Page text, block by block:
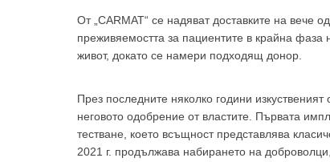
От „CARMAT“ се надяват доставките на вече
преживяемостта за пациентите в крайна
живот, докато се намери подходящ донор.
През последните няколко години
неговото одобрение от властите. Първата
тестване, което всъщност представлява
2021 г. продължава набирането на